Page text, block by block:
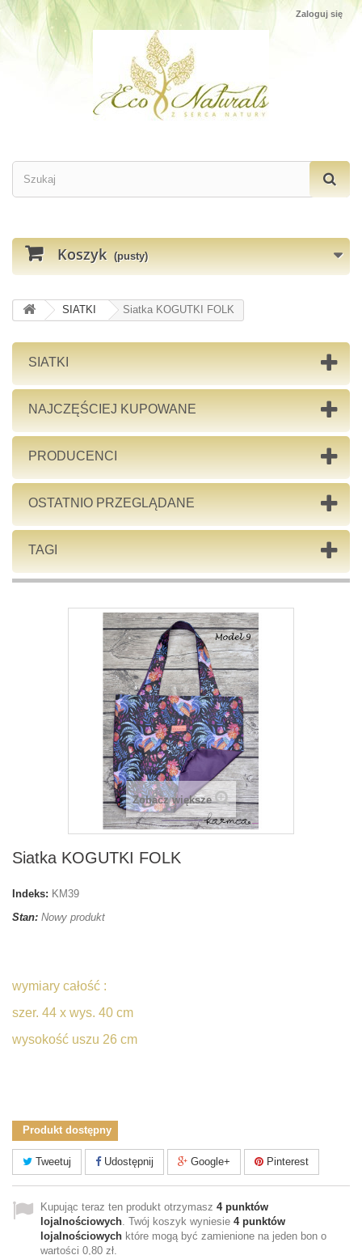
Zaloguj się
Koszyk (pusty)
SIATKI Siatka KOGUTKI FOLK
SIATKI
NAJCZĘŚCIEJ KUPOWANE
PRODUCENCI
OSTATNIO PRZEGLĄDANE
TAGI
Zobacz większe
Siatka KOGUTKI FOLK
Indeks: KM39
Stan: Nowy produkt
wymiary całość :
szer. 44 x wys. 40 cm
wysokość uszu 26 cm
Produkt dostępny
Tweetuj Udostępnij Google+ Pinterest
Kupując teraz ten produkt otrzymasz 4punktów
lojalnościowych. Twój koszyk wyniesie 4punktów
lojalnościowych które mogą być zamienione na jeden bon o
wartości 0,80 zł.